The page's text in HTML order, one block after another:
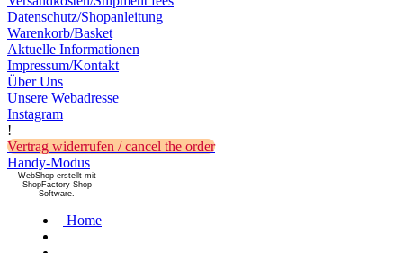
Datenschutz/Shopanleitung
Warenkorb/Basket
Aktuelle Informationen
Impressum/Kontakt
Über Uns
Unsere Webadresse
Instagram
!
Vertrag widerrufen / cancel the order
Handy-Modus
WebShop erstellt mit
ShopFactory Shop
Software.
Home